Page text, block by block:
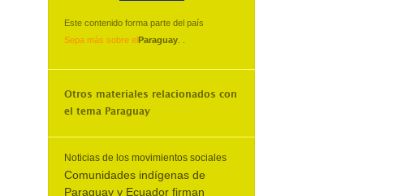
Este contenido forma parte del país
Paraguay
Sepa más sobre el
Otros materiales relacionados con
el tema
Paraguay
Noticias de los movimientos sociales
Comunidades indígenas de
Paraguay y Ecuador firman